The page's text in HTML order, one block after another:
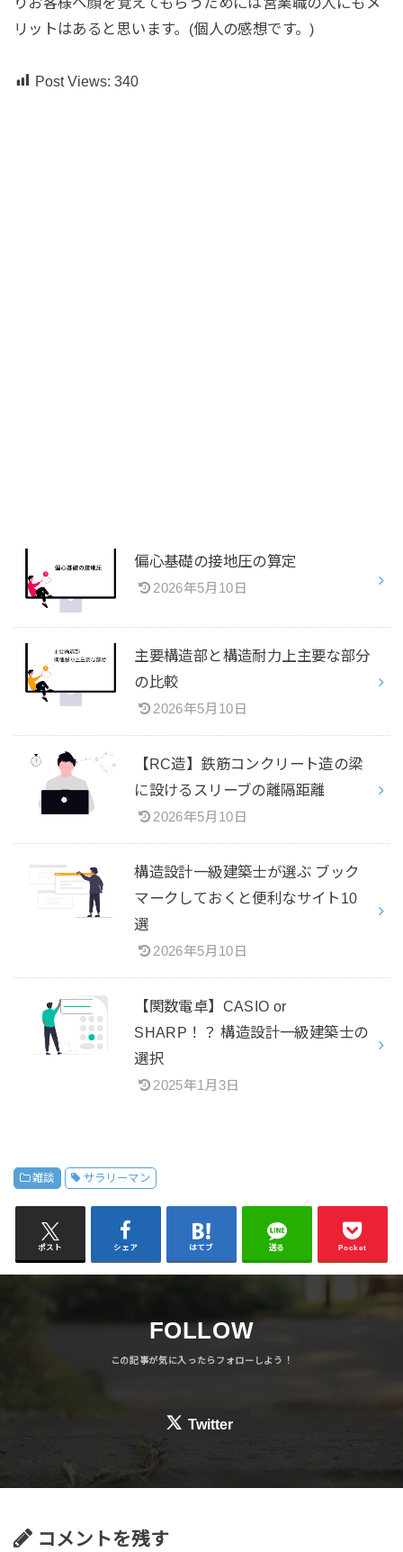
リットはあると思います。(個人の感想です。)
Post Views: 340
偏心基礎の接地圧の算定
2026年5月10日
主要構造部と構造耐力上主要な部分
の比較
2026年5月10日
【RC造】鉄筋コンクリート造の梁
に設けるスリーブの離隔距離
2026年5月10日
構造設計一級建築士が選ぶ ブック
マークしておくと便利なサイト10
選
2026年5月10日
【関数電卓】CASIO or
SHARP！？ 構造設計一級建築士の
選択
2025年1月3日
雑談 サラリーマン
ポスト シェア はてブ 送る Pocket
FOLLOW
Twitter
コメントを残す